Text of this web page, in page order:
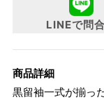
1 寸法は鯨尺（く
で作られた道具
単位：１尺＝約
2 鯨尺寸法となり
LINEで問
商品詳細
黒留袖一式が揃っ